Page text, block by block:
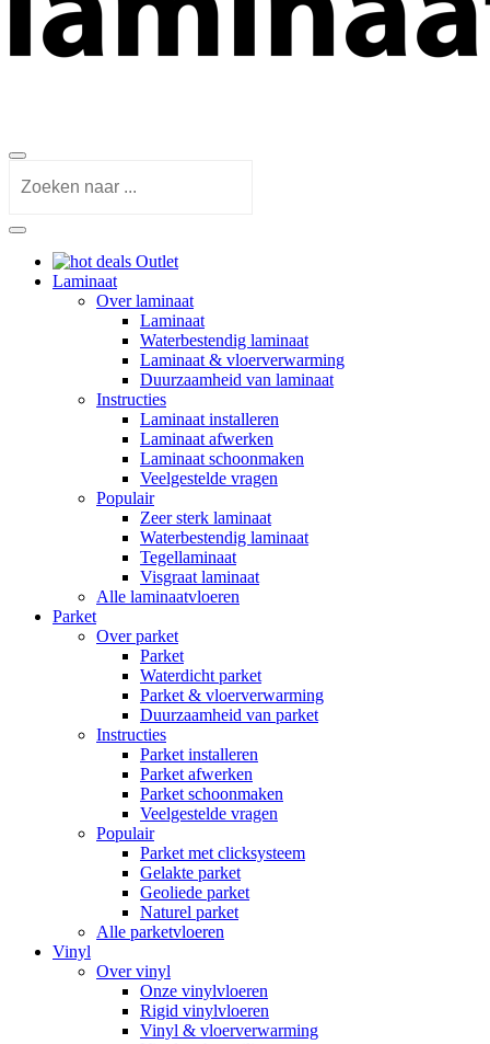
Outlet
Laminaat
Over laminaat
Laminaat
Waterbestendig laminaat
Laminaat & vloerverwarming
Duurzaamheid van laminaat
Instructies
Laminaat installeren
Laminaat afwerken
Laminaat schoonmaken
Veelgestelde vragen
Populair
Zeer sterk laminaat
Waterbestendig laminaat
Tegellaminaat
Visgraat laminaat
Alle laminaatvloeren
Parket
Over parket
Parket
Waterdicht parket
Parket & vloerverwarming
Duurzaamheid van parket
Instructies
Parket installeren
Parket afwerken
Parket schoonmaken
Veelgestelde vragen
Populair
Parket met clicksysteem
Gelakte parket
Geoliede parket
Naturel parket
Alle parketvloeren
Vinyl
Over vinyl
Onze vinylvloeren
Rigid vinylvloeren
Vinyl & vloerverwarming